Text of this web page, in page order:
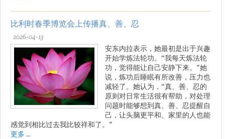
比利时春季博览会上传播真、善、忍
2026-04-13
安东内拉表示，她最初是出于兴趣
开始学炼法轮功。“我每天炼法轮
功，觉得能让自己安静下来。”她
说，炼功后睡眠有所改善，压力也
减轻了。她认为，“真、善、忍的
原则对日常生活很有帮助，对处理
问题时能够想到真、善、忍提醒自
己，让头脑更平和。家里的人也能
感觉到相比过去我比较祥和了。”
更多 ...